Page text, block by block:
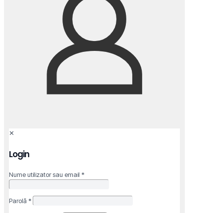
✕
Login
Nume utilizator sau email *
Parolă *